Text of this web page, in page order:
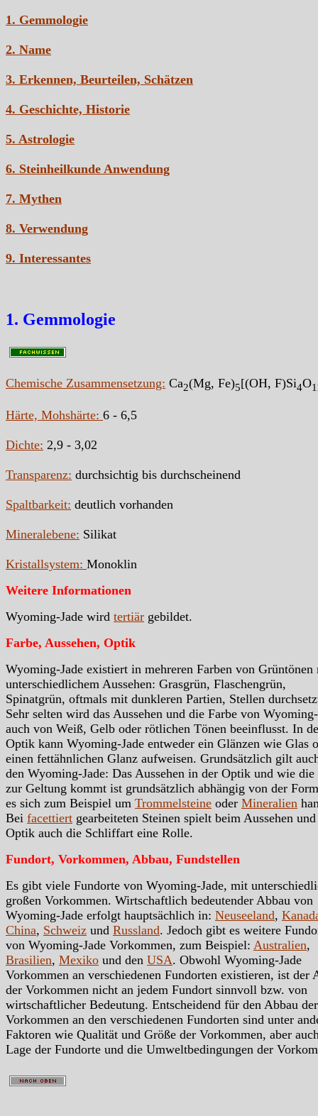
1. Gemmologie
2. Name
3. Erkennen, Beurteilen, Schätzen
4. Geschichte, Historie
5. Astrologie
6. Steinheilkunde Anwendung
7. Mythen
8. Verwendung
9. Interessantes
1. Gemmologie
Chemische Zusammensetzung: Ca2(Mg, Fe)5[(OH, F)Si4O
Härte, Mohshärte: 6 - 6,5
Dichte: 2,9 - 3,02
Transparenz: durchsichtig bis durchscheinend
Spaltbarkeit: deutlich vorhanden
Mineralebene: Silikat
Kristallsystem: Monoklin
Weitere Informationen
Wyoming-Jade wird tertiär gebildet.
Farbe, Aussehen, Optik
Wyoming-Jade existiert in mehreren Farben von Grüntönen
unterschiedlichem Aussehen: Grasgrün, Flaschengrün,
Spinatgrün, oftmals mit dunkleren Partien, Stellen
Sehr selten wird das Aussehen und die Farbe von
auch von Weiß, Gelb oder rötlichen Tönen beeinflusst. In
Optik kann Wyoming-Jade entweder ein Glänzen wie Glas
einen fettähnlichen Glanz aufweisen. Grundsätzlich gilt
den Wyoming-Jade: Das Aussehen in der Optik und wie die
zur Geltung kommt ist grundsätzlich abhängig von der
es sich zum Beispiel um Trommelsteine oder Mineralien
Bei facettiert gearbeiteten Steinen spielt beim Aussehen
Optik auch die Schliffart eine Rolle.
Fundort, Vorkommen, Abbau, Fundstellen
Es gibt viele Fundorte von Wyoming-Jade, mit
großen Vorkommen. Wirtschaftlich bedeutender Abbau von
Wyoming-Jade erfolgt hauptsächlich in: Neuseeland,
China, Schweiz und Russland. Jedoch gibt es weitere
von Wyoming-Jade Vorkommen, zum Beispiel: Australien,
Brasilien, Mexiko und den USA. Obwohl Wyoming-Jade
Vorkommen an verschiedenen Fundorten existieren, ist der
der Vorkommen nicht an jedem Fundort sinnvoll bzw. von
wirtschaftlicher Bedeutung. Entscheidend für den Abbau der
Vorkommen an den verschiedenen Fundorten sind unter
Faktoren wie Qualität und Größe der Vorkommen, aber
Lage der Fundorte und die Umweltbedingungen der